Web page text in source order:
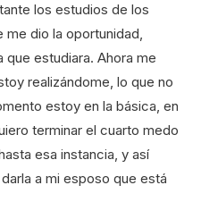
los estudios de los
me dio la oportunidad,
que estudiara. Ahora me
realizándome, lo que no
estoy en la básica, en
terminar el cuarto medo
esa instancia, y así
a mi esposo que está